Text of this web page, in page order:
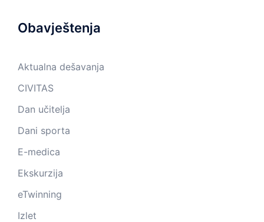
Obavještenja
Aktualna dešavanja
CIVITAS
Dan učitelja
Dani sporta
E-medica
Ekskurzija
eTwinning
Izlet